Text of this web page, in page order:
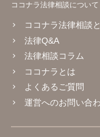
ココナラ法律相談について
ココナラ法律相談
法律Q&A
法律相談コラム
ココナラとは
よくあるご質問
運営へのお問い合